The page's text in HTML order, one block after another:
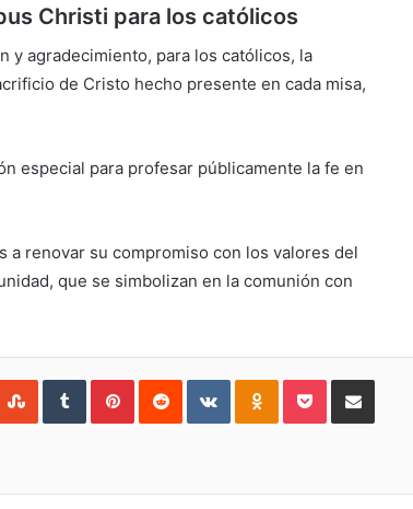
Christi para los católicos
y agradecimiento, para los católicos, la
de Cristo hecho presente en cada misa,
especial para profesar públicamente la fe en
a renovar su compromiso con los valores del
que se simbolizan en la comunión con
StumbleUpon
TumblrPinterestReddit VKontakteOdnoklassniki
PocketCompartir por Correo